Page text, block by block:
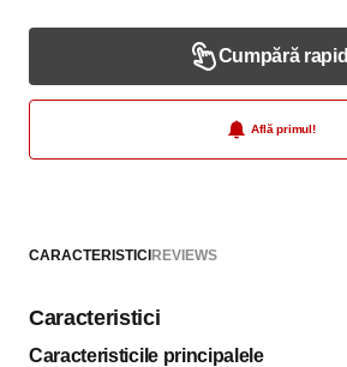
Cumpără rapid
Află primul!
CARACTERISTICIREVIEWS
Caracteristici
Caracteristicile principalele